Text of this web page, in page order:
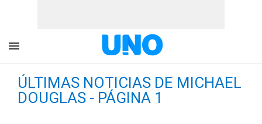
ÚLTIMAS NOTICIAS DE MICHAEL
DOUGLAS - PÁGINA 1